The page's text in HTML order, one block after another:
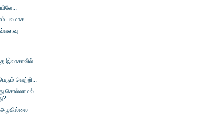
பலமாக...
இலாகாவில்
வெற்றி...
சொல்லாமல்